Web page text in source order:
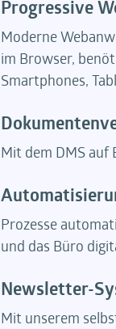
Progressive
Moderne
im Browser,
Smartphones,
Mit dem DMS auf
Prozesse
und das Büro
Newsletter-
Mit unserem